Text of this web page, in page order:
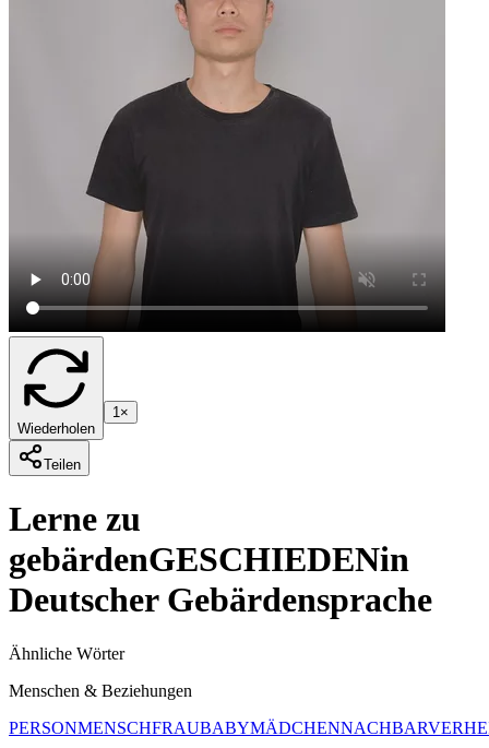
Wiederholen
1×
Teilen
Lerne zu
gebärdenGESCHIEDENin
Deutscher Gebärdensprache
Ähnliche Wörter
Menschen & Beziehungen
PERSONMENSCHFRAUBABYMÄDCHENNACHBAR